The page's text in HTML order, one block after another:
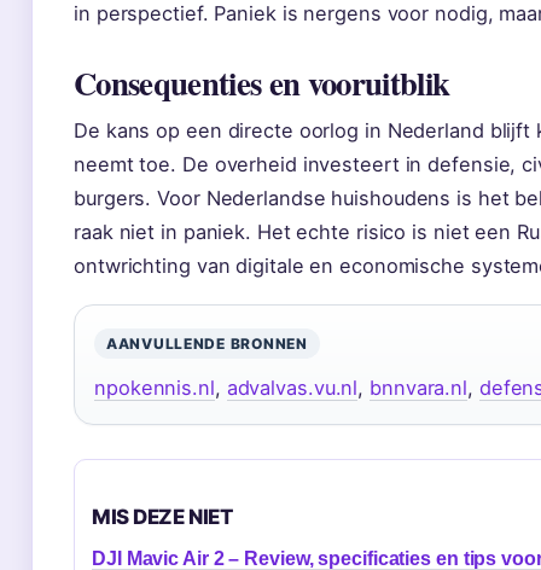
in perspectief. Paniek is nergens voor nodig,
Consequenties en vooruitblik
De kans op een directe oorlog in Nederland
neemt toe. De overheid investeert in defensie,
burgers. Voor Nederlandse huishoudens is het
raak niet in paniek. Het echte risico is niet een
ontwrichting van digitale en economische
AANVULLENDE BRONNEN
npokennis.nl, advalvas.vu.nl, bnnvara.nl,
MIS DEZE NIET
DJI Mavic Air 2 – Review, specificaties en tips